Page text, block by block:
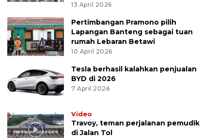
13 April 2026
Pertimbangan Pramono pilih
Lapangan Banteng sebagai tuan
rumah Lebaran Betawi
10 April 2026
Tesla berhasil kalahkan penjualan
BYD di 2026
7 April 2026
Video
Travoy, teman perjalanan pemudik
di Jalan Tol